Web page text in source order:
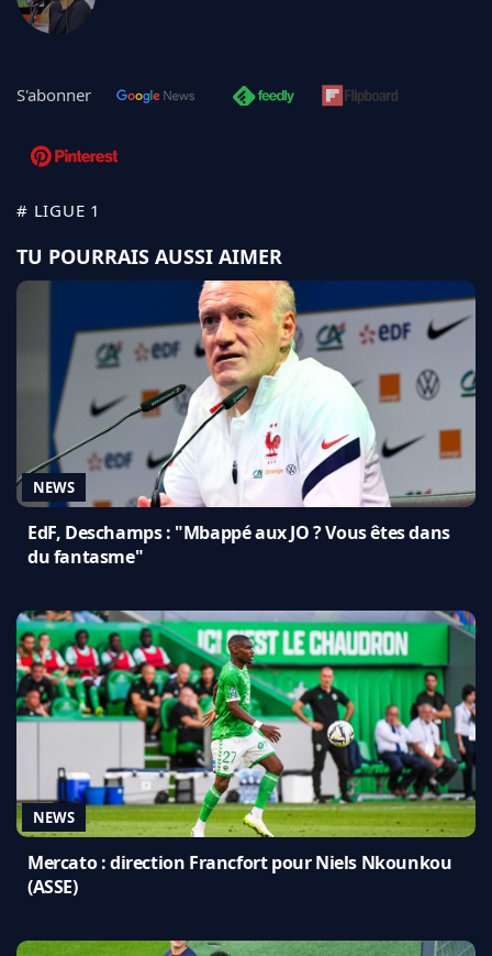
S'abonner
# LIGUE 1
TU POURRAIS AUSSI AIMER
NEWS
EdF, Deschamps : "Mbappé aux JO ? Vous êtes dans
du fantasme"
NEWS
Mercato : direction Francfort pour Niels Nkounkou
(ASSE)